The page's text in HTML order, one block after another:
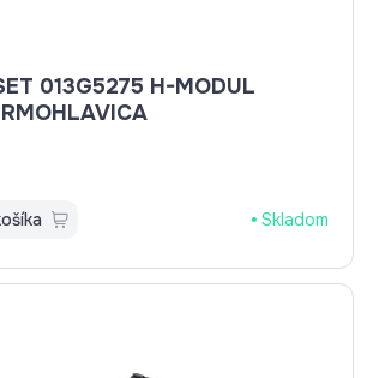
013G5275 H-MODUL
Skladom